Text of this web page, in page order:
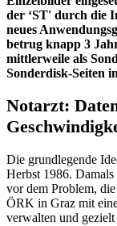
der ‘ST' durch die
neues
betrug knapp 3
mittlerweile als
Sonderdisk-Seiten
Notarzt:
Die grundlegende
Herbst 1986.
vor dem Problem,
ÖRK in Graz mit
verwalten und gezielt